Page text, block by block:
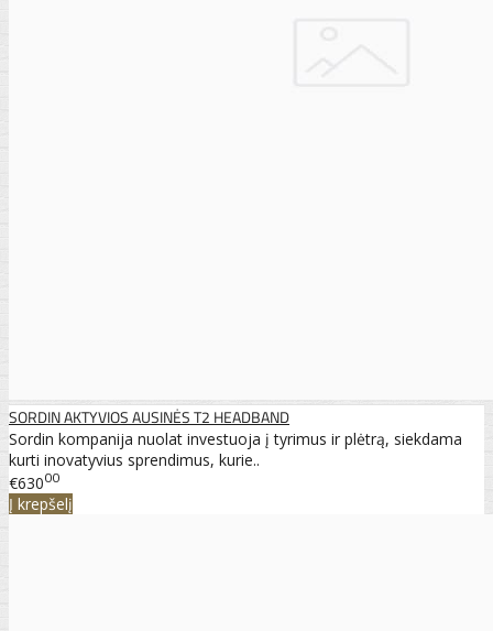
SORDIN AKTYVIOS AUSINĖS T2 HEADBAND
Sordin kompanija nuolat investuoja į tyrimus ir plėtrą, siekdama
kurti inovatyvius sprendimus, kurie..
€63000
Į krepšelį